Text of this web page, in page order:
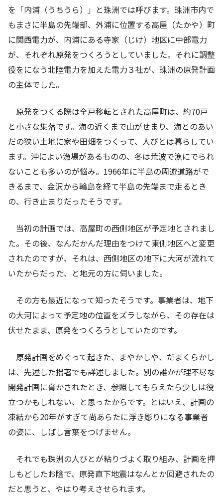
を「内浦（うちうら）」と珠洲では呼びます。珠洲市内で
もまさに半島の先端部、外浦に位置する高屋（たかや）町
に関西電力が、内浦にある寺家（じけ）地区に中部電力
が、それぞれ原発をつくろうとしていました。それに調整
役をになう北陸電力を加えた電力３社が、珠洲の原発計画
の主体でした。
原発をつくる際は全戸移転とされた高屋町は、約70戸
と小さな集落です。海の近くまで山がせまり、海とのあい
だの狭い土地に家や田畑をつくって、人びとは暮らしてい
ます。沖によい漁場があるものの、冬は荒波で漁にでられ
ないことも多いのが悩み。1966年に半島の周遊道路がで
きるまで、金沢から輪島を経て半島の先端まで走るとき
の、行き止まりだったそうです。
当初の計画では、高屋町の西側地区が予定地とされまし
た。その後、なんだかんだ理由をつけて東側地区へと変更
されたのですが、それは、西側地区の地下に大河が流れて
いたからだった、と地元の方に伺いました。
その方も最近になって知ったそうです。事業者は、地下
の大河によって予定地の位置をズラしながら、その存在は
伏せたまま、原発をつくろうとしていたのです。
原発計画をめぐって起きた、まやかしや、だまくらかし
は、先述した拙著でも詳述しました。別の誰かが理不尽な
開発計画に脅かされたとき、参照してもらえたら少しは役
立つかもしれない、と思ったからです。とはいえ、計画の
凍結から20年がすぎて尚あらたに浮き彫りになる事業者
の姿に、しばし言葉をつげません。
それでも珠洲の人びとが粘りづよく取り組み、計画を押
しもどしたお陰で、原発直下地震はなんとか回避されたの
だと思うと、やはり考えさせられます。